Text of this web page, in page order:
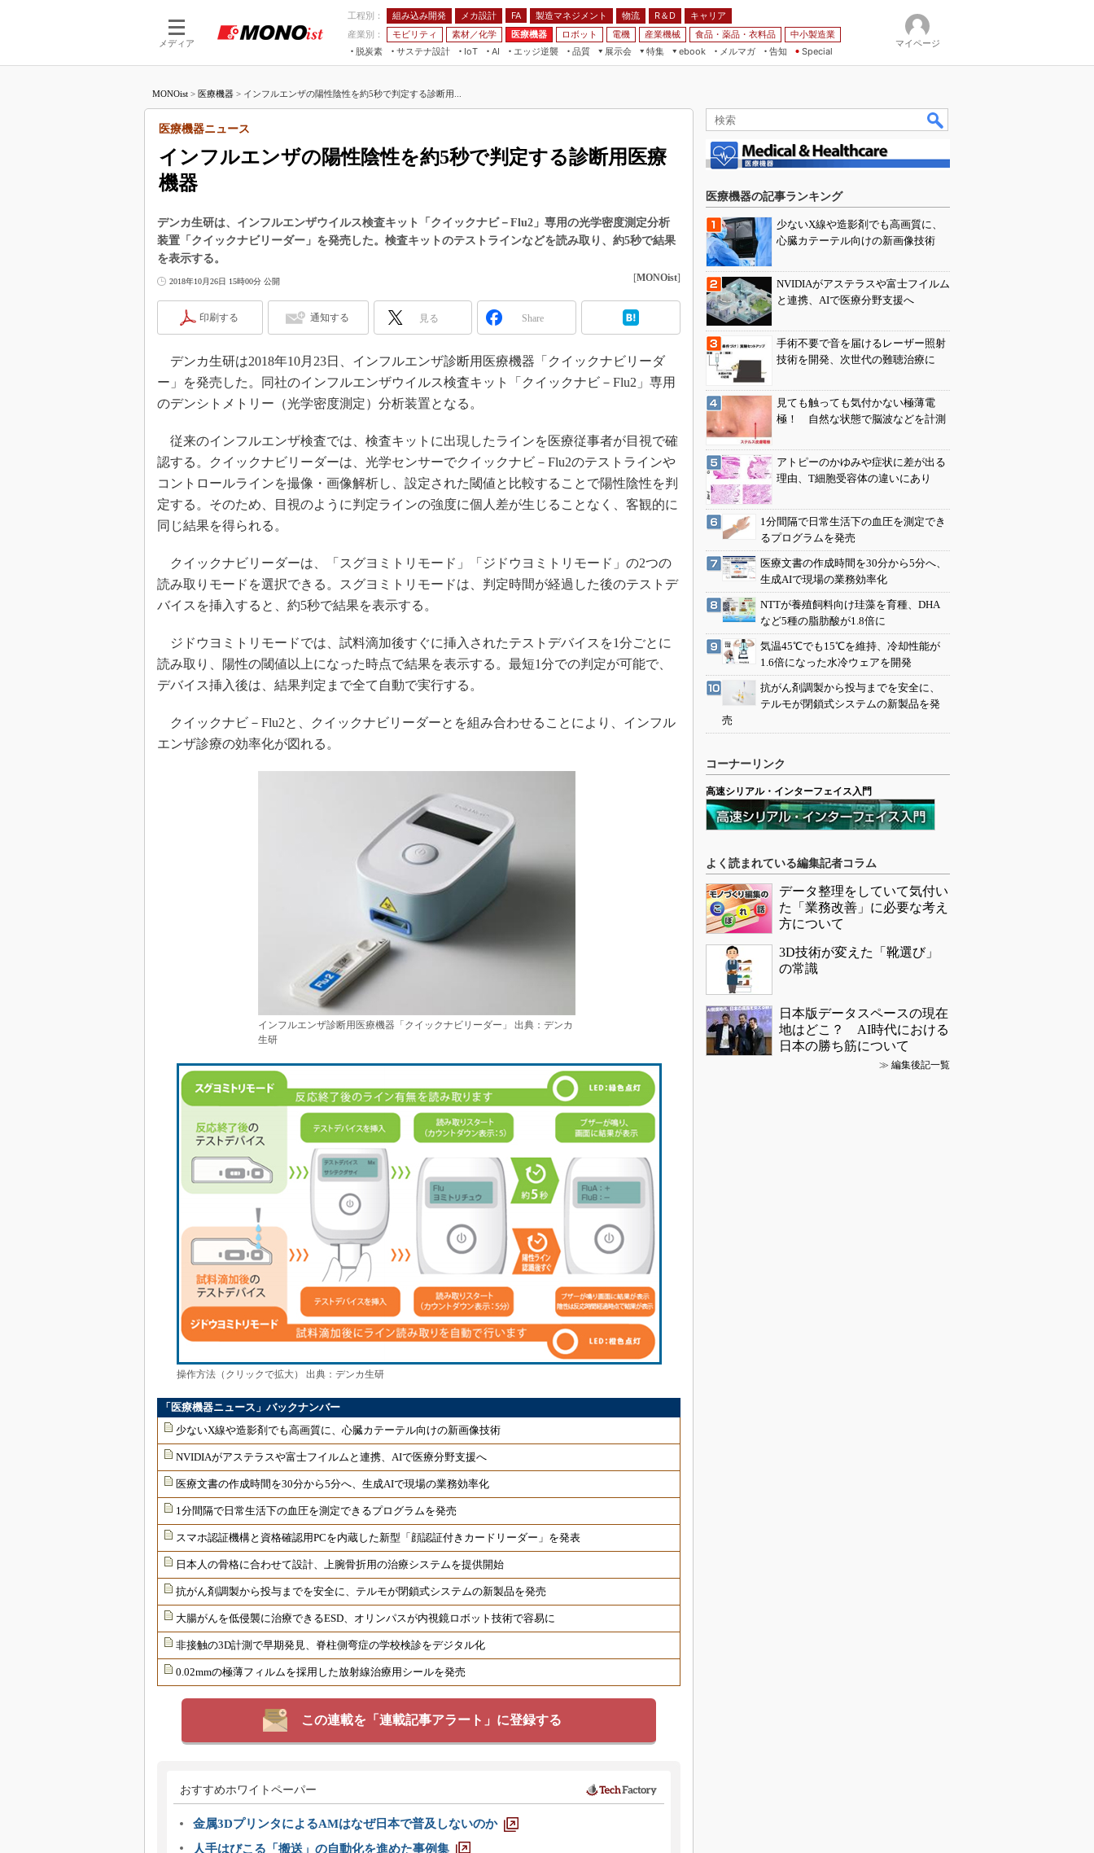
メディア
工程別： 組み込み開発 メカ設計 FA 製造マネジメント 物流 R＆D
キャリア
産業別：
モビリティ 素材／化学 医療機器 ロボット 電機 産業機械 食品・薬品・衣料品
中小製造業
脱炭素
サステナ設計
IoT
つながる工場
AI
AI×設備保全
エッジ逆襲 品質
展示会
JIMTOF
IIFES
TECHNO-FRONTIER
EdgeTech+
日本ものづくりワールド
AUTOMOTIVE WORLD
産業オープンネット展
特集
VR／AR
フィールドサービス
組み込み画像技術
組み込みモデリング
ISO26262
3Dプリンタ
インダストリー4.0
イノベーション
製造業ビッグデータ
知財マネジメント
制御セキュリティ
新型コロナへの対応
ebook
FA
モビリティ
メルマガ
告知 Special
マイページ
MONOist > 医療機器 > インフルエンザの陽性陰性を約5秒で判定する診断用...
インフルエンザの陽性陰性を約5秒で判定する診断用医療
機器
医療機器ニュース
デンカ生研は、インフルエンザウイルス検査キット「クイックナビ－Flu2」専用の光学密度測定分析
装置「クイックナビリーダー」を発売した。検査キットのテストラインなどを読み取り、約5秒で結果
を表示する。
2018年10月26日 15時00分 公開 [MONOist]
印刷する 通知する 見る Share
デンカ生研は2018年10月23日、インフルエンザ診断用医療機器「クイックナビリーダ
ー」を発売した。同社のインフルエンザウイルス検査キット「クイックナビ－Flu2」専用
のデンシトメトリー（光学密度測定）分析装置となる。
従来のインフルエンザ検査では、検査キットに出現したラインを医療従事者が目視で確
認する。クイックナビリーダーは、光学センサーでクイックナビ－Flu2のテストラインや
コントロールラインを撮像・画像解析し、設定された閾値と比較することで陽性陰性を判
定する。そのため、目視のように判定ラインの強度に個人差が生じることなく、客観的に
同じ結果を得られる。
クイックナビリーダーは、「スグヨミトリモード」「ジドウヨミトリモード」の2つの
読み取りモードを選択できる。スグヨミトリモードは、判定時間が経過した後のテストデ
バイスを挿入すると、約5秒で結果を表示する。
ジドウヨミトリモードでは、試料滴加後すぐに挿入されたテストデバイスを1分ごとに
読み取り、陽性の閾値以上になった時点で結果を表示する。最短1分での判定が可能で、
デバイス挿入後は、結果判定まで全て自動で実行する。
クイックナビ－Flu2と、クイックナビリーダーとを組み合わせることにより、インフル
エンザ診療の効率化が図れる。
インフルエンザ診断用医療機器「クイックナビリーダー」 出典：デンカ
生研
操作方法（クリックで拡大） 出典：デンカ生研
「医療機器ニュース」バックナンバー
少ないX線や造影剤でも高画質に、心臓カテーテル向けの新画像技術
NVIDIAがアステラスや富士フイルムと連携、AIで医療分野支援へ
医療文書の作成時間を30分から5分へ、生成AIで現場の業務効率化
1分間隔で日常生活下の血圧を測定できるプログラムを発売
スマホ認証機構と資格確認用PCを内蔵した新型「顔認証付きカードリーダー」を発表
日本人の骨格に合わせて設計、上腕骨折用の治療システムを提供開始
抗がん剤調製から投与までを安全に、テルモが閉鎖式システムの新製品を発売
大腸がんを低侵襲に治療できるESD、オリンパスが内視鏡ロボット技術で容易に
非接触の3D計測で早期発見、脊柱側弯症の学校検診をデジタル化
0.02mmの極薄フィルムを採用した放射線治療用シールを発売
この連載を「連載記事アラート」に登録する
おすすめホワイトペーパー
金属3DプリンタによるAMはなぜ日本で普及しないのか
人手はびこる「搬送」の自動化を進めた事例集
医療機器の記事ランキング
少ないX線や造影剤でも高画質に、
心臓カテーテル向けの新画像技術
NVIDIAがアステラスや富士フイルム
と連携、AIで医療分野支援へ
手術不要で音を届けるレーザー照射
技術を開発、次世代の難聴治療に
見ても触っても気付かない極薄電
極！ 自然な状態で脳波などを計測
アトピーのかゆみや症状に差が出る
理由、T細胞受容体の違いにあり
1分間隔で日常生活下の血圧を測定でき
るプログラムを発売
医療文書の作成時間を30分から5分へ、
生成AIで現場の業務効率化
NTTが養殖飼料向け珪藻を育種、DHA
など5種の脂肪酸が1.8倍に
気温45℃でも15℃を維持、冷却性能が
1.6倍になった水冷ウェアを開発
抗がん剤調製から投与までを安全に、
テルモが閉鎖式システムの新製品を発
売
コーナーリンク
高速シリアル・インターフェイス入門
よく読まれている編集記者コラム
データ整理をしていて気付い
た「業務改善」に必要な考え
方について
3D技術が変えた「靴選び」
の常識
日本版データスペースの現在
地はどこ？ AI時代における
日本の勝ち筋について
≫ 編集後記一覧